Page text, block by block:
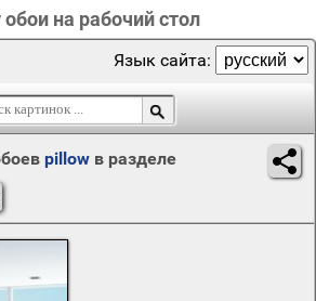
на рабочий стол
Язык сайта:
pillow в разделе